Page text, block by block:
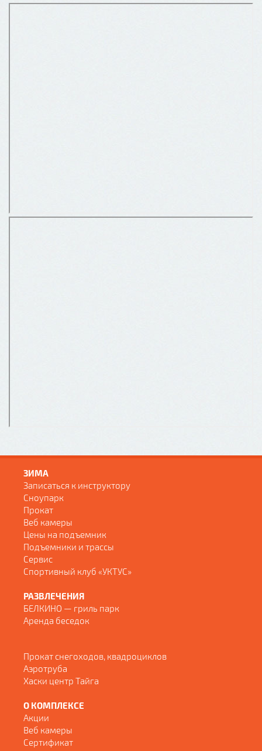
ЗИМА
Записаться к инструктору
Сноупарк
Прокат
Веб камеры
Цены на подъемник
Подъемники и трассы
Сервис
Спортивный клуб «УКТУС»
РАЗВЛЕЧЕНИЯ
БЕЛКИНО — гриль парк
Аренда беседок
Прокат снегоходов, квадроциклов
Аэротруба
Хаски центр Тайга
О КОМПЛЕКСЕ
Акции
Веб камеры
Сертификат